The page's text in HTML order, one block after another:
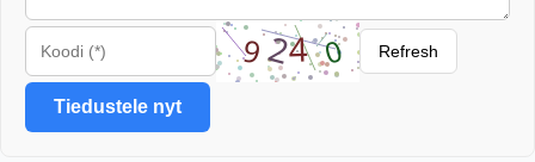
Refresh
Tiedustele nyt